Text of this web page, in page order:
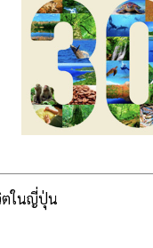
ตในญี่ปุ่น